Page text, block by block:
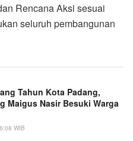
Rencana Aksi sesuai
seluruh pembangunan
Tahun Kota Padang,
Maigus Nasir Besuki Warga
WIB